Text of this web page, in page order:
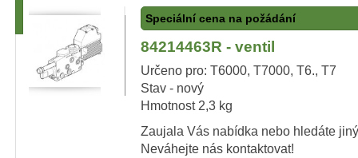
Speciální cena na požádání
84214463R - ventil
Určeno pro: T6000, T7000, T6., T7
Stav - nový
Hmotnost 2,3 kg
Zaujala Vás nabídka nebo hledáte
Neváhejte nás kontaktovat!